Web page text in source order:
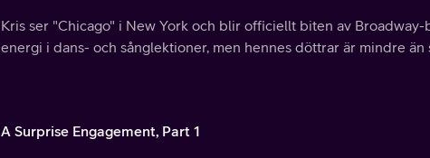
Kris ser "Chicago" i New York och blir officiellt biten av Broadway-
energi i dans- och sånglektioner, men hennes döttrar är mindre än
A Surprise Engagement, Part 1